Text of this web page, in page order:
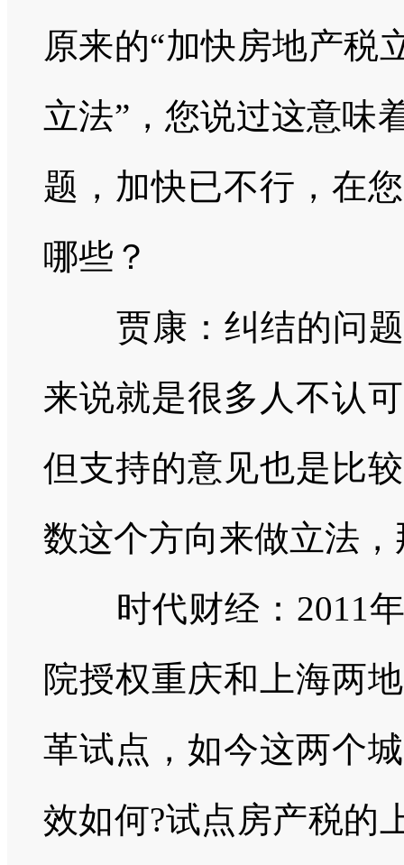
原来的“加快房地产税
立法”，您说过这意味
题，加快已不行，在
哪些？
贾康：纠结的问
来说就是很多人不认
但支持的意见也是比
数这个方向来做立法
时代财经： 2011
院授权重庆和上海两
革试点，如今这两个
效如何?试点房产税的